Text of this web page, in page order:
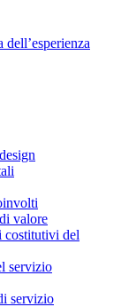
valore
costitutivi del
servizio
servizio